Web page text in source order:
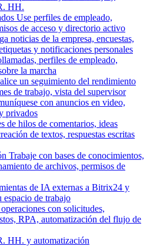
HH.
Use perfiles de empleado,
de acceso y directorio activo
noticias de la empresa, encuestas,
y notificaciones personales
perfiles de empleado,
la marcha
un seguimiento del rendimiento
de trabajo, vista del supervisor
con anuncios en video,
privados
de hilos de comentarios, ideas
de textos, respuestas escritas
Trabaje con bases de conocimientos,
de archivos, permisos de
de IA externas a Bitrix24 y
espacio de trabajo
con solicitudes,
RPA, automatización del flujo de
HH. y automatización